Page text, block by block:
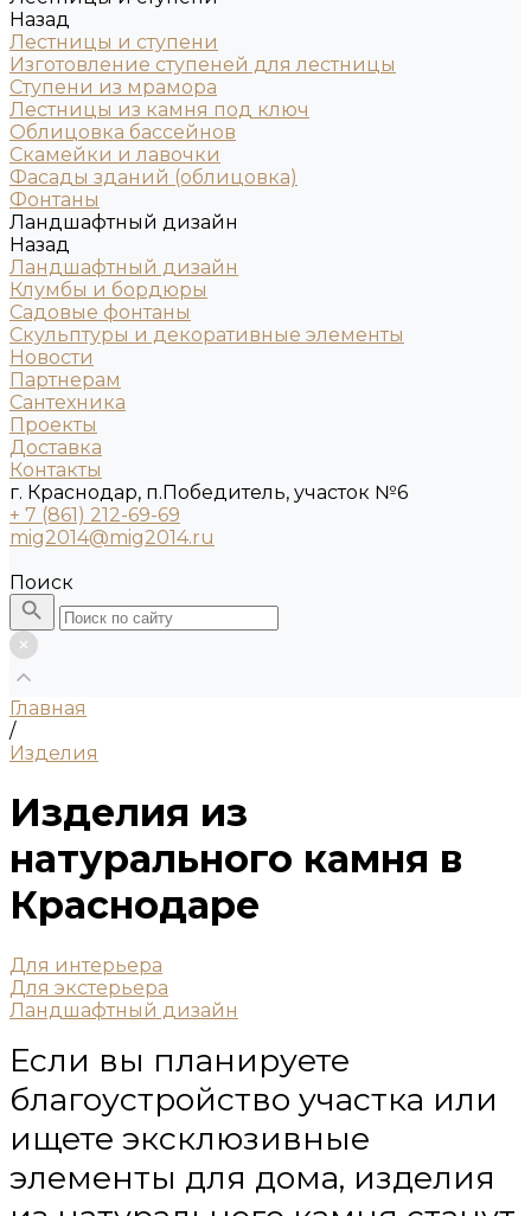
Назад
Лестницы и ступени
Изготовление ступеней для лестницы
Ступени из мрамора
Лестницы из камня под ключ
Облицовка бассейнов
Скамейки и лавочки
Фасады зданий (облицовка)
Фонтаны
Ландшафтный дизайн
Назад
Ландшафтный дизайн
Клумбы и бордюры
Садовые фонтаны
Скульптуры и декоративные элементы
Новости
Партнерам
Сантехника
Проекты
Доставка
Контакты
г. Краснодар, п.Победитель, участок №6
+ 7 (861) 212-69-69
mig2014@mig2014.ru
Поиск
Главная
/
Изделия
Изделия из
натурального камня в
Краснодаре
Для интерьера
Для экстерьера
Ландшафтный дизайн
Если вы планируете
благоустройство участка или
ищете эксклюзивные
элементы для дома, изделия